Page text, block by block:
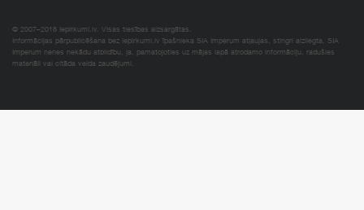
© 2007–2018 Iepirkumi.lv. Visas tiesības aizsargātas.
Informācijas pārpublicēšana bez iepirkumi.lv īpašnieka SIA Imperum atļaujas, stingri aizliegta. SIA
Imperum nenes nekādu atbildību, ja, pamatojoties uz mājas lapā atrodamo informāciju, radušies
materiāli vai citāda veida zaudējumi.